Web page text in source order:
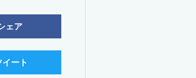
ェア
イート